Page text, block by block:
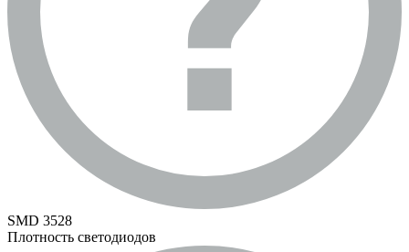
SMD 3528
Плотность светодиодов